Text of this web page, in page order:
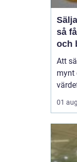
så
och
Att
mynt
och
än
01